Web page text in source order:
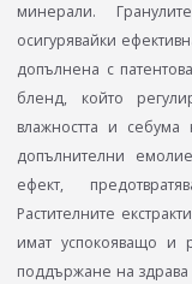
минерали.
осигурявайки
допълнена с
бленд, който
влажността и
допълнителни
ефект,
Растителните
имат успокояващо и
поддържане на